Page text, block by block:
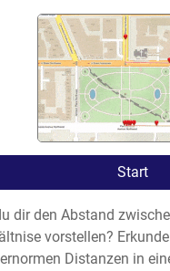
Start
dir den Abstand
vorstellen?
Distanzen in